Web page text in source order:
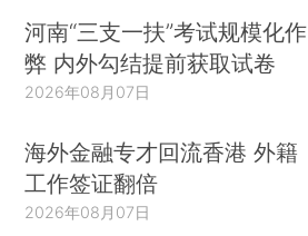
河南“三支一扶”考试规模化作
弊 内外勾结提前获取试卷
2026年08月07日
海外金融专才回流香港 外籍
工作签证翻倍
2026年08月07日